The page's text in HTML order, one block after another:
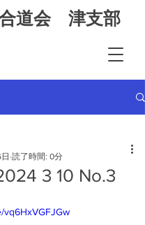
合道会 津支部
3 10 No.3
読了時間: 0分
vq6HxVGFJGw